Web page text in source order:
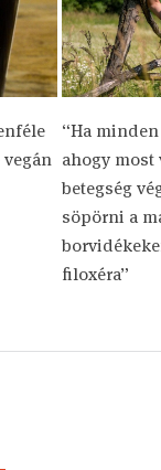
vegán
“Ha
ahogy most
betegség
söpörni a
filoxéra”